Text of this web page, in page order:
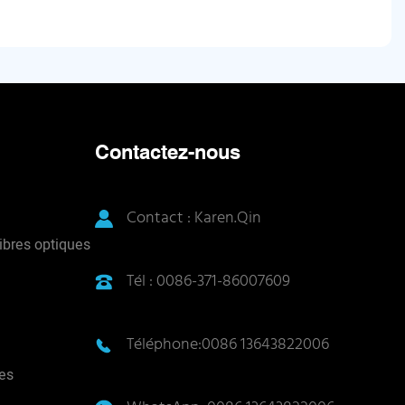
optiques
Contactez-nous
Contact : Karen.Qin
Tél : 0086-371-86007609
Téléphone:0086 13643822006